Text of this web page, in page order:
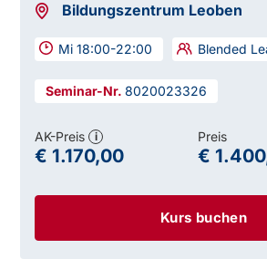
Bildungszentrum Leoben
Mi 18:00-22:00 Blended
8020023326
Kurs buchen
AK-Preis i
€ 1.170,00
Preis
€